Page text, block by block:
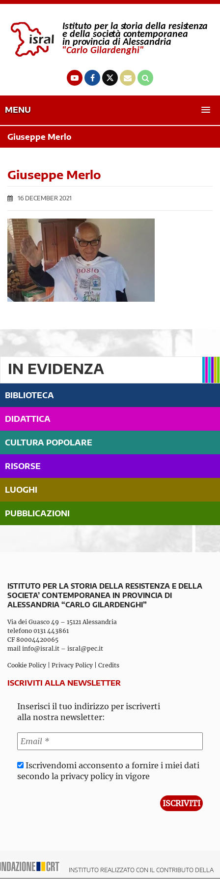
MENU
Giuseppe Merlo
Giuseppe Merlo
16 DECEMBER 2021
IN EVIDENZA
BIBLIOTECA
DIDATTICA
CULTURA POPOLARE
RISORSE
LUOGHI
PUBBLICAZIONI
ISTITUTO PER LA STORIA DELLA RESISTENZA E DELLA
SOCIETA’ CONTEMPORANEA IN PROVINCIA DI
ALESSANDRIA “CARLO GILARDENGHI”
Via dei Guasco 49 – 15121 Alessandria
telefono 0131 443861
CF 80004420065
mail info@isral.it – isral@pec.it
Cookie Policy Privacy Policy Credits
ISCRIVITI ALLA NEWSLETTER
Inserisci il tuo indirizzo per iscriverti
alla nostra newsletter:
Iscrivendomi acconsento a fornire i miei dati
secondo la privacy policy in vigore
INSTITUTO REALIZZATO CON IL CONTRIBUTO DELLA